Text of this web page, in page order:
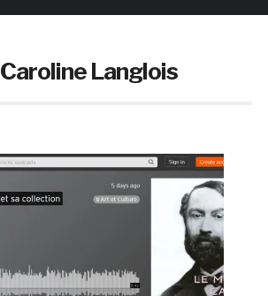
Caroline Langlois